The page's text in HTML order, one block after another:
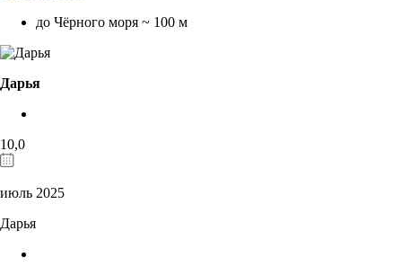
до Чёрного моря ~ 100 м
Дарья
10,0
июль 2025
Дарья